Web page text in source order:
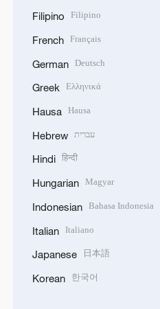
Filipino Filipino
French Français
German Deutsch
Greek Ελληνικά
Hausa Hausa
Hebrew עברית
Hindi हिन्दी
Hungarian Magyar
Indonesian Bahasa Indonesia
Italian Italiano
Japanese 日本語
Korean 한국어